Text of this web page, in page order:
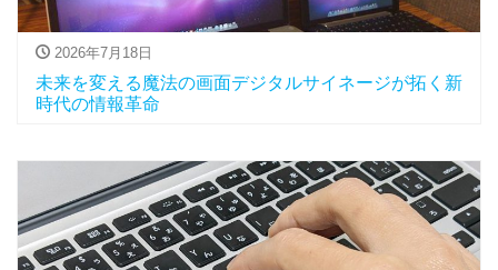
2026年7月18日
未来を変える魔法の画面デジタルサイネージが拓く新
時代の情報革命